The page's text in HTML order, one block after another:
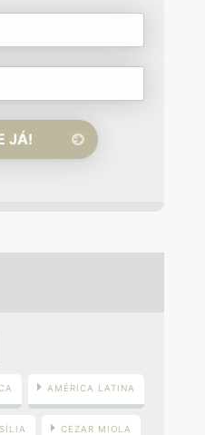
AMÉRICA LATINA
CEZAR MIOLA